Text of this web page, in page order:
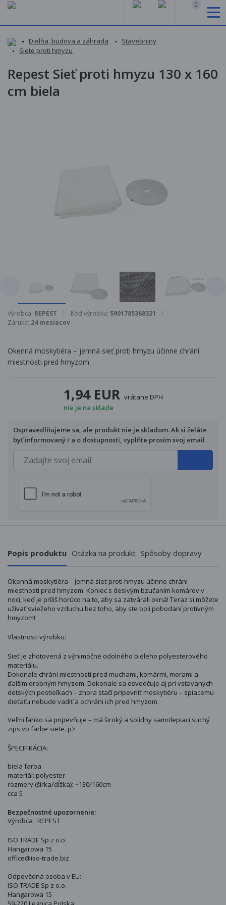
0
Dielňa, budova a záhrada
Stavebniny
Siete proti hmyzu
Repest Sieť proti hmyzu 130 x 160
cm biela
Výrobca: REPEST Kód výrobku: 5901785368321
Záruka: 24 mesiacov
Okenná moskytiéra – jemná sieť proti hmyzu účinne chráni
miestnosti pred hmyzom.
1,94 EUR vrátane DPH
nie je na sklade
Ospravedlňujeme sa, ale produkt nie je skladom. Ak si želáte
byť informovaný / a o dostupnosti, vyplňte prosím svoj email
Popis produktu Otázka na produkt Spôsoby dopravy
Okenná moskytiéra – jemná sieť proti hmyzu účinne chráni
miestnosti pred hmyzom. Koniec s desivým bzučaním komárov v
noci, keď je príliš horúco na to, aby sa zatvárali okná! Teraz si môžete
užívať sviežeho vzduchu bez toho, aby ste boli pobodaní protivným
hmyzom!
Vlastnosti výrobku:
Sieť je zhotovená z výnimočne odolného bieleho polyesterového
materiálu.
Dokonale chráni miestnosti pred muchami, komármi, morami a
ďalším drobným hmyzom. Dokonale sa osvedčuje aj pri vstavaných
detských postieľkach – zhora stačí pripevniť moskytiéru – spiacemu
dieťaťu nebude vadiť a ochráni ich pred hmyzom.
Veľmi ľahko sa pripevňuje – má široký a solídny samolepiaci suchý
zips vo farbe siete. p>
ŠPECIFIKÁCIA:
biela farba
materiál: polyester
rozmery (šírka/dĺžka): ~130/160cm
cca 5
Bezpečnostné upozornenie:
Výrobca : REPEST
ISO TRADE Sp z o.o.
Hangarowa 15
office@iso-trade.biz
Odpovědná osoba v EU:
ISO TRADE Sp z o.o.
Hangarowa 15